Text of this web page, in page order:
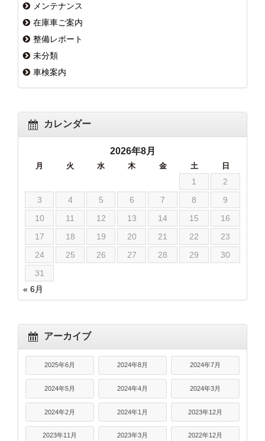
メンテナンス
在庫車ご案内
整備レポート
未分類
車検案内
カレンダー
2026年8月
月 火 水 木 金 土 日
1
2
3
4 5 6 7 8
9
10
11 12 13 14 15
16
17
18 19 20 21 22
23
24
25 26 27 28 29
30
31
« 6月
アーカイブ
2025年6月 2024年8月 2024年7月
2024年5月 2024年4月 2024年3月
2024年2月 2024年1月 2023年12月
2023年11月 2023年3月 2022年12月